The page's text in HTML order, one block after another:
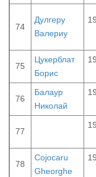
74
Дулгеру
Валериу
75
Цукерблат
Борис
76
Балаур
Николай
77
78
Cojocaru
Gheorghe